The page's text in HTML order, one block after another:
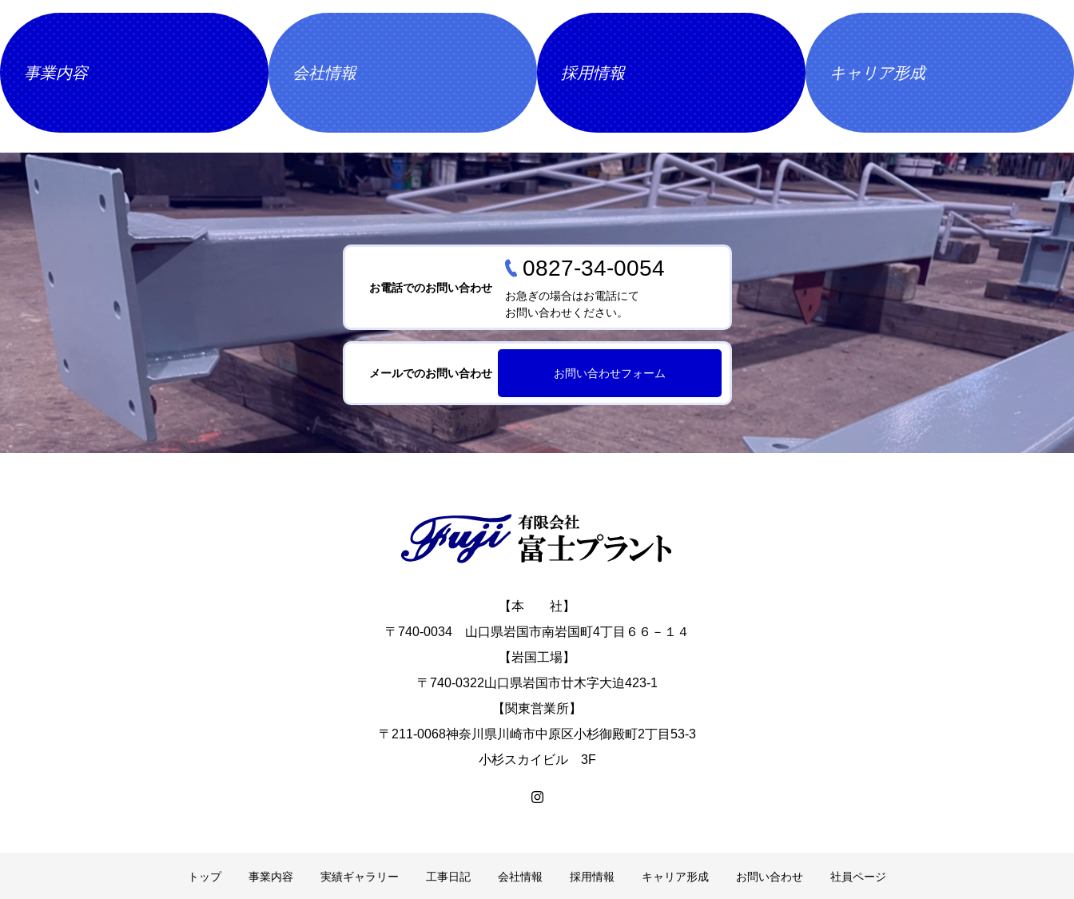
事業内容 会社情報 採用情報 キャリア形成
メールでのお問い合わせ お問い合わせフォーム
お電話でのお問い合わせ
0827-34-0054
お急ぎの場合はお電話にて
お問い合わせください。
【本 社】
〒740-0034 山口県岩国市南岩国町4丁目６６－１４
【岩国工場】
〒740-0322山口県岩国市廿木字大迫423-1
【関東営業所】
〒211-0068神奈川県川崎市中原区小杉御殿町2丁目53-3
小杉スカイビル 3F
トップ 事業内容 実績ギャラリー 工事日記 会社情報 採用情報 キャリア形成 お問い合わせ 社員ページ